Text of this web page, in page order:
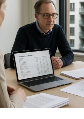
Revision
BRF
nya
krav
med
K3